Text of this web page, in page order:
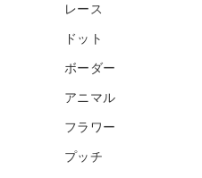
レース
ドット
ボーダー
アニマル
フラワー
プッチ